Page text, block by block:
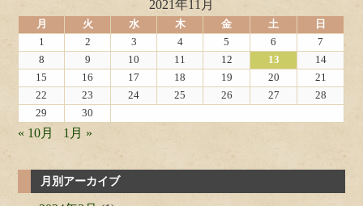
2021年11月
月 火 水 木 金 土
日
1
2 3 4 5 6
7
8
9 10 11 12 13
14
15
16 17 18 19 20
21
22
23 24 25 26 27
28
29
30
« 10月 1月 »
月別アーカイブ